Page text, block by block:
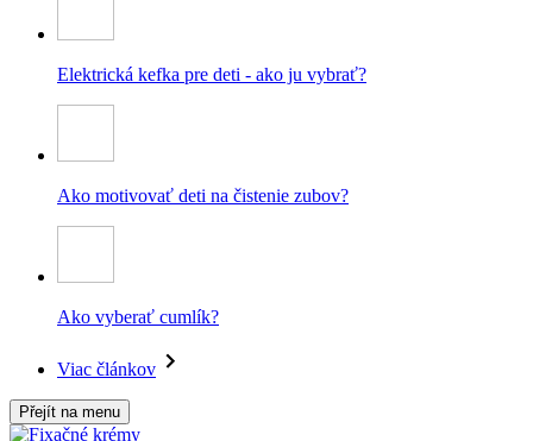
Elektrická kefka pre deti - ako ju vybrať?
Ako motivovať deti na čistenie zubov?
Ako vyberať cumlík?
Viac článkov
Přejít na menu